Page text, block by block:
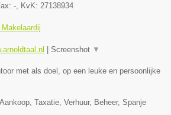
- , KvK: 27138934
Makelaardij
| Screenshot ▼
met als doel, op een leuke en persoonlijke
Taxatie, Verhuur, Beheer, Spanje